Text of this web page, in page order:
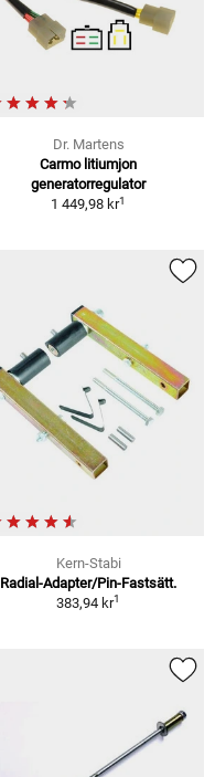
Dr. Martens
Carmo litiumjon
generatorregulator
1 449,98 kr1
Kern-Stabi
Radial-Adapter/Pin-Fastsätt.
383,94 kr1